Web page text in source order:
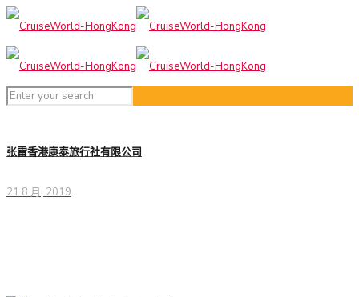
张雷香港康泰旅行社有限公司
21 8 月, 2019